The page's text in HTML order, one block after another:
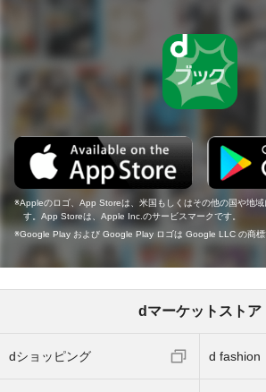
Appleのロゴ、App Storeは、米国もしくはその他の国や地
す。App Storeは、Apple Inc.のサービスマークです。
Google Play および Google Play ロゴは Google LLC の商標
dマーケットストア
dショッピング d fashion